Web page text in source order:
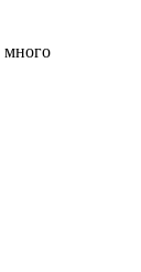
много